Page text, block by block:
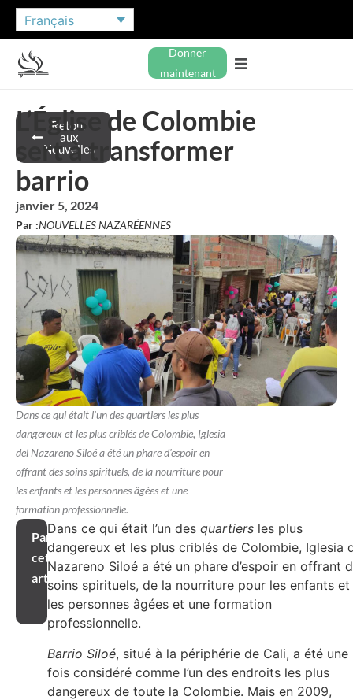
Français
Donner
maintenant
Retour
aux
Nouvelles
L’Église de Colombie
sert à transformer
barrio
janvier 5, 2024
Par :NOUVELLES NAZARÉENNES
Dans ce qui était l'un des quartiers les plus
dangereux et les plus criblés de Colombie, Iglesia
del Nazareno Siloé a été un phare d'espoir en
offrant des soins spirituels, de la nourriture pour
les enfants et les personnes âgées et une
formation professionnelle.
Partager
cet
article
Dans ce qui était l’un des quartiers les plus
dangereux et les plus criblés de Colombie, Iglesia
Nazareno Siloé a été un phare d’espoir en offrant
soins spirituels, de la nourriture pour les enfants et
les personnes âgées et une formation
professionnelle.
Barrio Siloé, situé à la périphérie de Cali, a été une
fois considéré comme l’un des endroits les plus
dangereux de toute la Colombie. Mais en 2009,